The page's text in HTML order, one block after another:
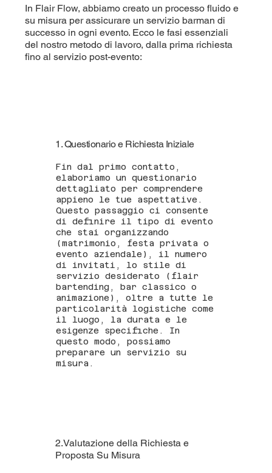
In Flair Flow, abbiamo creato un processo fluido e
su misura per assicurare un servizio barman di
successo in ogni evento. Ecco le fasi essenziali
del nostro metodo di lavoro, dalla prima richiesta
fino al servizio post-evento:
1. Questionario e Richiesta Iniziale
Fin dal primo contatto,
elaboriamo un questionario
dettagliato per comprendere
appieno le tue aspettative.
Questo passaggio ci consente
di definire il tipo di evento
che stai organizzando
(matrimonio, festa privata o
evento aziendale), il numero
di invitati, lo stile di
servizio desiderato (flair
bartending, bar classico o
animazione), oltre a tutte le
particolarità logistiche come
il luogo, la durata e le
esigenze specifiche. In
questo modo, possiamo
preparare un servizio su
misura.
2.Valutazione della Richiesta e
Proposta Su Misura